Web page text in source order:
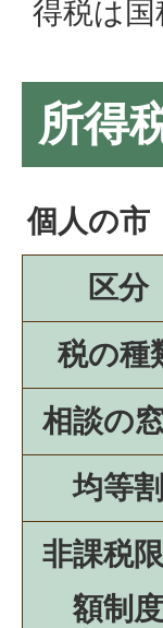
得税は
所得
個人の市
区分
税の種
相談の
均等割
非課税
額制度